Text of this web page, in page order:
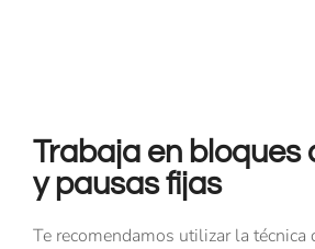
Trabaja en bloques
y pausas fijas
Te recomendamos utilizar la técnica